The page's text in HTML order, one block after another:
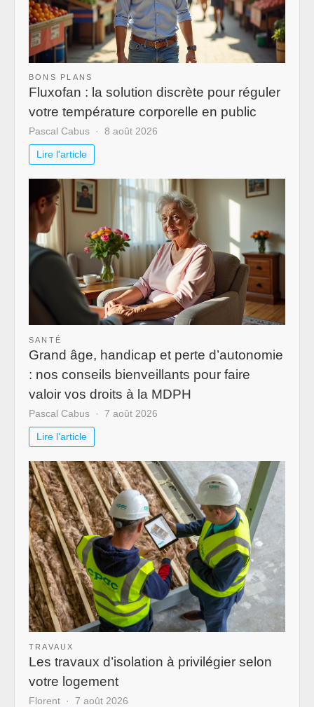
BONS PLANS
Fluxofan : la solution discrète pour réguler
votre température corporelle en public
Pascal Cabus 8 août 2026
Lire l'article
SANTÉ
Grand âge, handicap et perte d’autonomie
: nos conseils bienveillants pour faire
valoir vos droits à la MDPH
Pascal Cabus 7 août 2026
Lire l'article
TRAVAUX
Les travaux d’isolation à privilégier selon
votre logement
Florent 7 août 2026